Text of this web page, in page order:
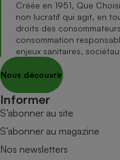
Créée en 1951, Que
non lucratif qui agit, en
droits des
consommation
enjeux sanitaires,
Nous découvrir
Informer
S’abonner au site
S’abonner au magazine
Nos newsletters